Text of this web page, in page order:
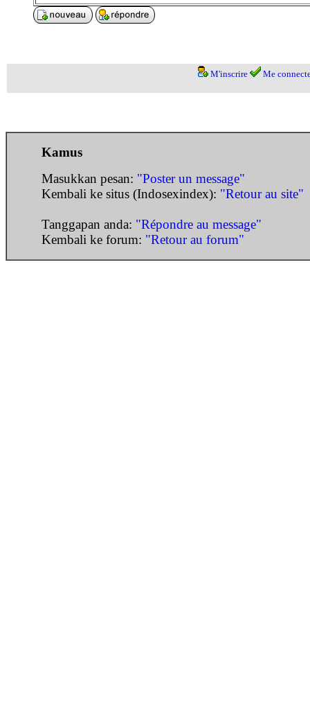
M'inscrire Me
Kamus
Masukkan pesan: "Poster un message"
Kembali ke situs (Indosexindex): "Retour au site"
Tanggapan anda: "Répondre au message"
Kembali ke forum: "Retour au forum"